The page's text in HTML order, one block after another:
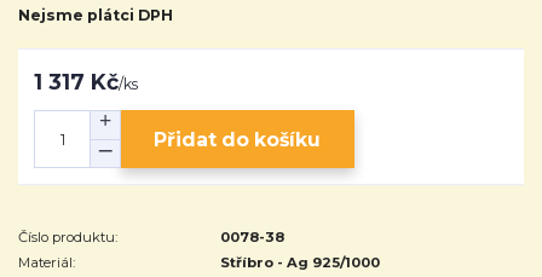
Nejsme plátci DPH
1 317 Kč/ks
Přidat do košíku
Číslo produktu:
0078-38
Materiál:
Stříbro - Ag 925/1000